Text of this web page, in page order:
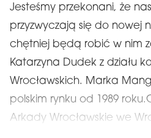
Jesteśmy przekonani, że
przyzwyczają się do nowej
chętniej będą robić w nim
Katarzyna Dudek z działu
Wrocławskich. Marka
polskim rynku od 1989
Arkady Wrocławskie we